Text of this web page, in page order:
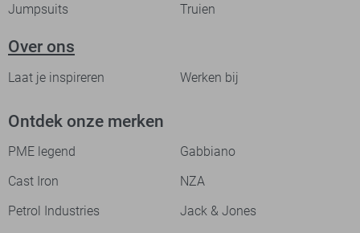
Jumpsuits
Truien
Over ons
Laat je inspireren Werken bij
Ontdek onze merken
PME legend
Gabbiano
Cast Iron
NZA
Petrol Industries
Jack & Jones